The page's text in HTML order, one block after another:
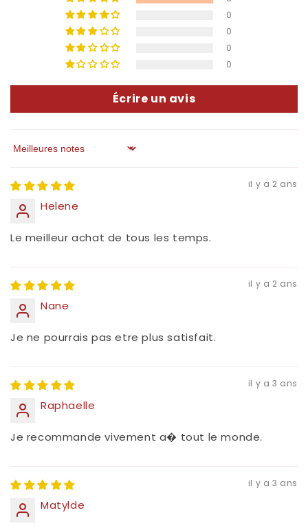
0
0
0
0
Écrire un avis
Sort by
il y a 2 ans
Helene
Le meilleur achat de tous les temps.
il y a 2 ans
Nane
Je ne pourrais pas etre plus satisfait.
il y a 3 ans
Raphaelle
Je recommande vivement a� tout le monde.
il y a 3 ans
Matylde